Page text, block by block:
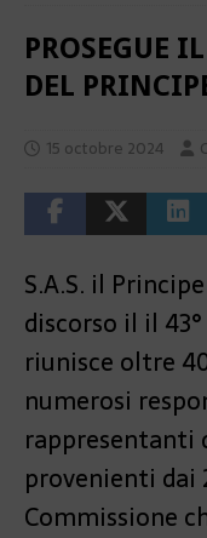
PROSEGUE
DEL
15 octobre 2024
S.A.S. il
discorso il il
riunisce oltre
numerosi
rappresentanti
provenienti dai
Commissione